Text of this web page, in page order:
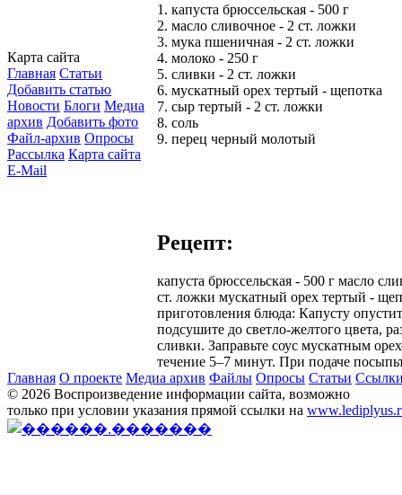
Карта сайта
Главная Статьи
Добавить статью
Новости Блоги Медиа
архив Добавить фото
Файл-архив Опросы
Рассылка Карта сайта
E-Mail
1. капуста брюссельская - 500 г
2. масло сливочное - 2 ст. ложки
3. мука пшеничная - 2 ст. ложки
4. молоко - 250 г
5. сливки - 2 ст. ложки
6. мускатный орех тертый - щепотка
7. сыр тертый - 2 ст. ложки
8. соль
9. перец черный молотый
Рецепт:
капуста брюссельская - 500 г масло
ст. ложки мускатный орех тертый -
приготовления блюда: Капусту
подсушите до светло-желтого цвета,
сливки. Заправьте соус мускатным
течение 5–7 минут. При подаче
Главная О проекте Медиа архив Файлы Опросы Статьи
© 2026 Воспроизведение информации сайта, возможно
только при условии указания прямой ссылки на